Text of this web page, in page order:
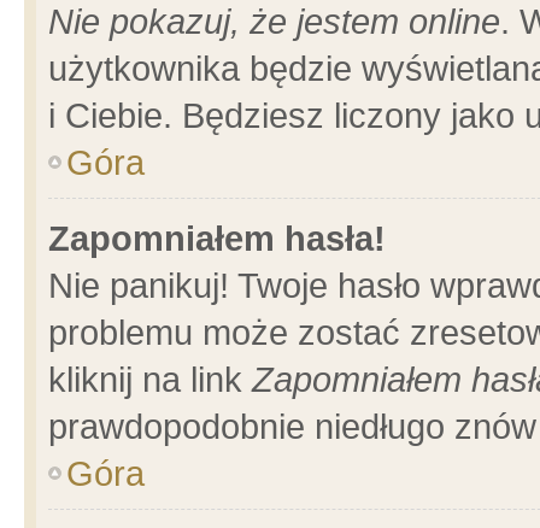
Nie pokazuj, że jestem online.
użytkownika będzie
i Ciebie. Będziesz liczony jako
Góra
Zapomniałem hasła!
Nie panikuj! Twoje hasło
problemu może zostać
kliknij na linkZapomniałem
prawdopodobnie niedługo
Góra